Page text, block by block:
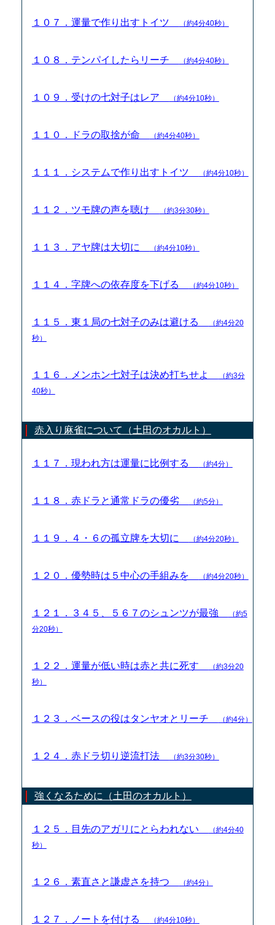
１０７．運量で作り出すトイツ （約4分40秒）
１０８．テンパイしたらリーチ （約4分40秒）
１０９．受けの七対子はレア （約4分10秒）
１１０．ドラの取捨が命 （約4分40秒）
１１１．システムで作り出すトイツ （約4分10秒）
１１２．ツモ牌の声を聴け （約3分30秒）
１１３．アヤ牌は大切に （約4分10秒）
１１４．字牌への依存度を下げる （約4分10秒）
１１５．東１局の七対子のみは避ける
（約4分20
秒）
１１６．メンホン七対子は決め打ちせよ
（約3分
40秒）
赤入り麻雀について（土田のオカルト）
１１７．現われ方は運量に比例する （約4分）
１１８．赤ドラと通常ドラの優劣 （約5分）
１１９．４・６の孤立牌を大切に （約4分20秒）
１２０．優勢時は５中心の手組みを （約4分20秒）
１２１．３４５、５６７のシュンツが最強
（約5
分20秒）
１２２．運量が低い時は赤と共に死す
（約3分20
秒）
１２３．ベースの役はタンヤオとリーチ （約4分）
１２４．赤ドラ切り逆流打法 （約3分30秒）
強くなるために（土田のオカルト）
１２５．目先のアガリにとらわれない
（約4分40
秒）
１２６．素直さと謙虚さを持つ （約4分）
１２７．ノートを付ける （約4分10秒）